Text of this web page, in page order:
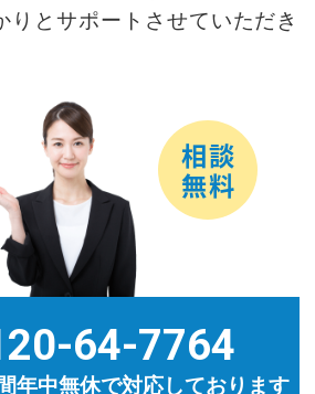
りとサポートさせていただき
64-7764
年中無休で対応しております